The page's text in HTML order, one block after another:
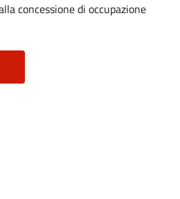
concessione di occupazione